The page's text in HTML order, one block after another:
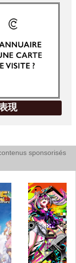
現
sponsorisés